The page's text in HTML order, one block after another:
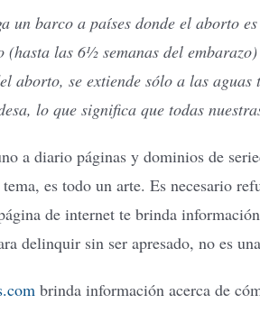
un barco a países donde el
(hasta las 6½ semanas del
aborto, se extiende sólo a las
lo que significa que todas
a diario páginas y dominios de
es todo un arte. Es necesario
de internet te brinda
delinquir sin ser apresado, no es
brinda información acerca de